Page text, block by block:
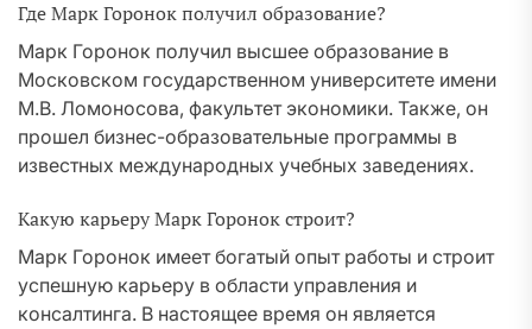
Где Марк Горонок получил образование?
Марк Горонок получил высшее образование в
Московском государственном университете имени
М.В. Ломоносова, факультет экономики. Также, он
прошел бизнес-образовательные программы в
известных международных учебных заведениях.
Какую карьеру Марк Горонок строит?
Марк Горонок имеет богатый опыт работы и строит
успешную карьеру в области управления и
консалтинга. В настоящее время он является